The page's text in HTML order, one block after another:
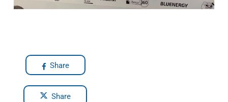
Share
Share